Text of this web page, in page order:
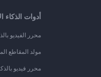
أدوات الذكاء
محرر الفيديو
مولد المقاطع
محرر فيديو